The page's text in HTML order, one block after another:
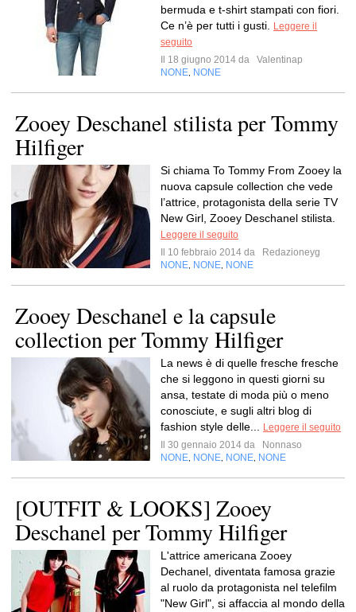
bermuda e t-shirt stampati con fiori.
Ce n’è per tutti i gusti.
Leggere il
seguito
Il 18 giugno 2014 da
Valentinap
NONE NONE
Zooey Deschanel stilista per Tommy
Hilfiger
Si chiama To Tommy From Zooey la
nuova capsule collection che vede
l’attrice, protagonista della serie TV
New Girl, Zooey Deschanel stilista.
Leggere il seguito
Il 10 febbraio 2014 da
Redazioneyg
NONE NONE NONE
Zooey Deschanel e la capsule
collection per Tommy Hilfiger
La news è di quelle fresche fresche
che si leggono in questi giorni su
ansa, testate di moda più o meno
conosciute, e sugli altri blog di
fashion style delle...
Leggere il seguito
Il 30 gennaio 2014 da
Nonnaso
NONE NONE NONE NONE
[OUTFIT & LOOKS] Zooey
Deschanel per Tommy Hilfiger
L'attrice americana Zooey
Dechanel, diventata famosa grazie
al ruolo da protagonista nel telefilm
"New Girl", si affaccia al mondo della